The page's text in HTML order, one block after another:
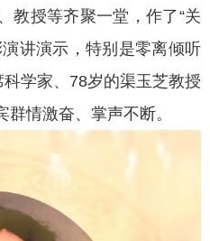
教授等齐聚一堂，作了“关
讲演示，特别是零离倾听
科学家、78岁的渠玉芝教授
情激奋、掌声不断。